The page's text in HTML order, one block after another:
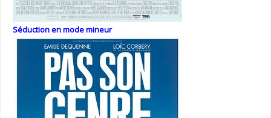
Séduction en mode mineur